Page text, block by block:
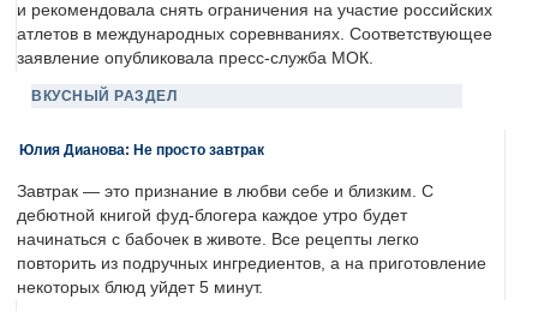
и рекомендовала снять ограничения на участие российских
атлетов в международных соревнваниях. Соответствующее
заявление опубликовала пресс-служба МОК.
ВКУСНЫЙ РАЗДЕЛ
Юлия Дианова: Не просто завтрак
Завтрак — это признание в любви себе и близким. С
дебютной книгой фуд-блогера каждое утро будет
начинаться с бабочек в животе. Все рецепты легко
повторить из подручных ингредиентов, а на приготовление
некоторых блюд уйдет 5 минут.